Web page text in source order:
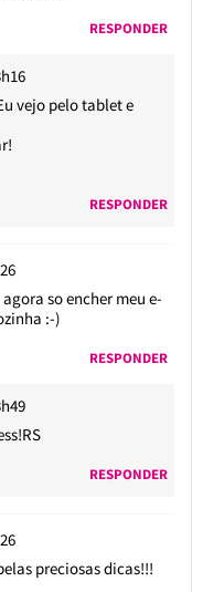
RESPONDER
vejo pelo tablet e
RESPONDER
so encher meu e-
:-)
RESPONDER
RESPONDER
preciosas dicas!!!